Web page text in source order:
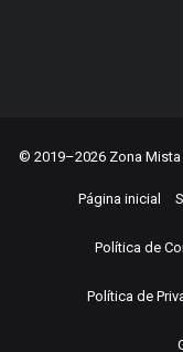
© 2019–2026 Zona Mista
Página inicial
Política de
Política de